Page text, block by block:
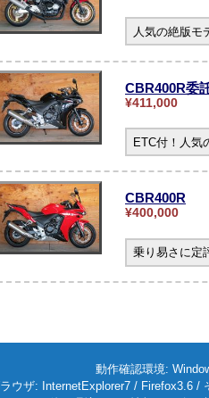
人気の絶版モ
CBR400R委
¥411,000
ETC付！人気
CBR400R
¥400,000
乗り易さに定
動作確認環境:
ウザ: InternetExplorer7 / Firefox3.6 /